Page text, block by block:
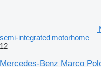
semi-integrated motorhome
12
Mercedes-Benz Marco